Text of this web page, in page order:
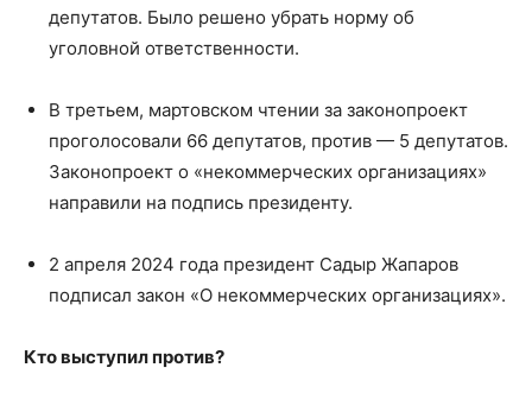
депутатов. Было решено убрать норму об
уголовной ответственности.
В третьем, мартовском чтении за законопроект
проголосовали 66 депутатов, против — 5 депутатов.
Законопроект о «некоммерческих организациях»
направили на подпись президенту.
2 апреля 2024 года президент Садыр Жапаров
подписал закон «О некоммерческих организациях».
Кто выступил против?